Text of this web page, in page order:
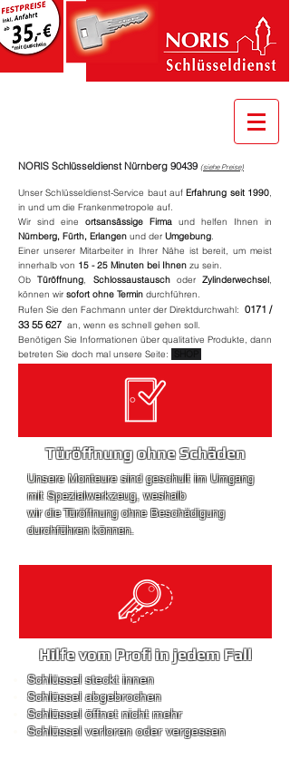
*mit Gutschein
NORIS Schlüsseldienst Nürnberg 90439 (siehe Preise)
Türöffnung ohne Schäden
Unsere Monteuresind geschult im Umgang
mit Spezialwerkzeug, weshalb
wir die Türöffnung ohne Beschädigung
durchführen können.
Hilfe vom Profi in jedem Fall
Schlüssel steckt innen
Schlüssel abgebrochen
Schlüssel öffnet nicht mehr
Schlüssel verloren oder vergessen
Unser Schlüsseldienst-Service baut aufErfahrung seit 1990,
in und um die Frankenmetropole auf.
Wir sind eine ortsansässige Firma und helfen Ihnen in
Nürnberg, Fürth, Erlangen und der Umgebung.
Einer unserer Mitarbeiter in Ihrer Nähe ist bereit, um meist
innerhalb von 15 - 25 Minuten bei Ihnen zu sein.
Ob Türöffnung, Schlossaustauschoder Zylinderwechsel,
können wir sofort ohne Termin durchführen.
Rufen Sie den Fachmann unter der Direktdurchwahl: 0171 /
33 55 627 an, wenn es schnell gehen soll.
Benötigen Sie Informationen über qualitative Produkte, dann
betreten Sie doch mal unsere Seite: